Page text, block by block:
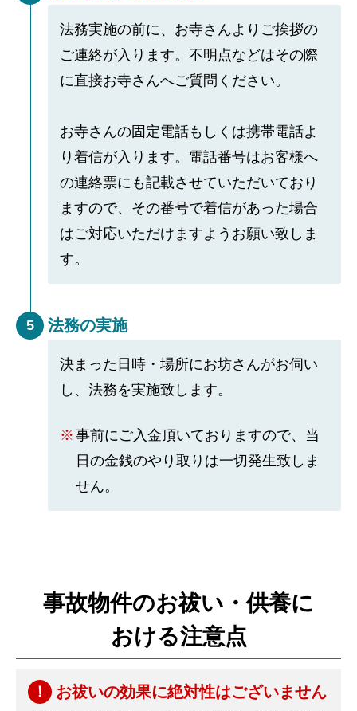
法務実施の前に、お寺さんよりご挨拶の
ご連絡が入ります。不明点などはその際
に直接お寺さんへご質問ください。
お寺さんの固定電話もしくは携帯電話よ
り着信が入ります。電話番号はお客様へ
の連絡票にも記載させていただいており
ますので、その番号で着信があった場合
はご対応いただけますようお願い致しま
す。
5 法務の実施
決まった日時・場所にお坊さんがお伺い
し、法務を実施致します。
事前にご入金頂いておりますので、当
日の金銭のやり取りは一切発生致しま
せん。
事故物件のお祓い・供養に
おける注意点
お祓いの効果に絶対性はございません